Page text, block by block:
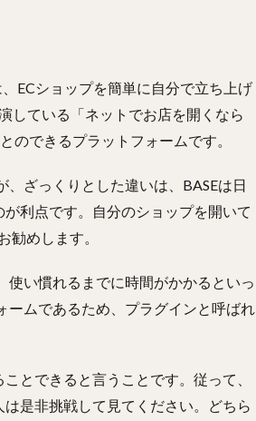
ECショップを簡単に自分で立ち上げ
している「ネットでお店を開くなら
のできるプラットフォームです。
ざっくりとした違いは、BASEは日
利点です。自分のショップを開いて
勧めします。
い慣れるまでに時間がかかるといっ
ームであるため、プラグインと呼ばれ
とできると言うことです。従って、
是非挑戦して見てください。どちら